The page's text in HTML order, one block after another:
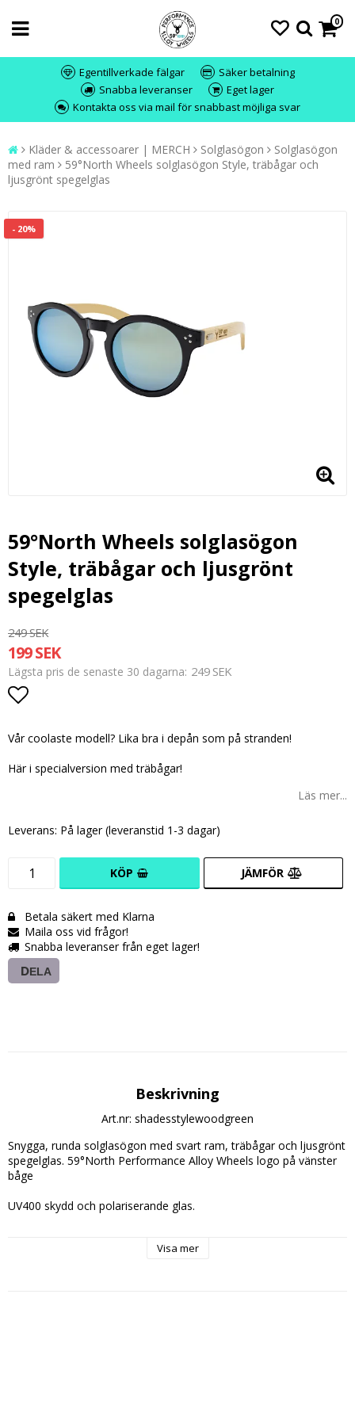
0
Egentillverkade fälgar
Säker betalning
Snabba leveranser
Eget lager
Kontakta oss via mail för snabbast möjliga svar
Kläder & accessoarer | MERCH Solglasögon
Solglasögon
med ram
59°North Wheels solglasögon Style, träbågar och
ljusgrönt spegelglas
- 20%
59°North Wheels solglasögon
Style, träbågar och ljusgrönt
spegelglas
249 SEK
199 SEK
Lägsta pris de senaste 30 dagarna 249 SEK
Lägg till i favoritlistan
Vår coolaste modell? Lika bra i depån som på stranden!
Här i specialversion med träbågar!
Läs mer...
Leverans: På lager (leveranstid 1-3 dagar)
KÖP JÄMFÖR
Betala säkert med Klarna
Maila oss vid frågor!
Snabba leveranser från eget lager!
DELA
Beskrivning
Art.nr: shadesstylewoodgreen
Snygga, runda solglasögon med svart ram, träbågar och ljusgrönt
spegelglas. 59°North Performance Alloy Wheels logo på vänster
båge
UV400 skydd och polariserande glas.
Visa mer